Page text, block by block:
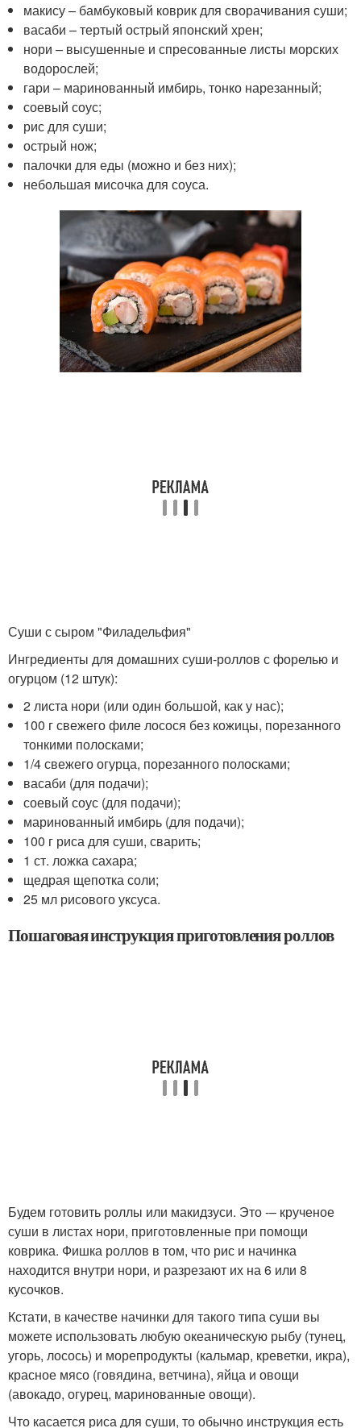
макису – бамбуковый коврик для сворачивания суши;
васаби – тертый острый японский хрен;
нори – высушенные и спресованные листы морских
водорослей;
гари – маринованный имбирь, тонко нарезанный;
соевый соус;
рис для суши;
острый нож;
палочки для еды (можно и без них);
небольшая мисочка для соуса.
Суши с сыром "Филадельфия"
Ингредиенты для домашних суши-роллов с форелью и
огурцом (12 штук):
2 листа нори (или один большой, как у нас);
100 г свежего филе лосося без кожицы, порезанного
тонкими полосками;
1/4 свежего огурца, порезанного полосками;
васаби (для подачи);
соевый соус (для подачи);
маринованный имбирь (для подачи);
100 г риса для суши, сварить;
1 ст. ложка сахара;
щедрая щепотка соли;
25 мл рисового уксуса.
Пошаговая инструкция приготовления роллов
Будем готовить роллы или макидзуси. Это -– крученое
суши в листах нори, приготовленные при помощи
коврика. Фишка роллов в том, что рис и начинка
находится внутри нори, и разрезают их на 6 или 8
кусочков.
Кстати, в качестве начинки для такого типа суши вы
можете использовать любую океаническую рыбу (тунец,
угорь, лосось) и морепродукты (кальмар, креветки, икра),
красное мясо (говядина, ветчина), яйца и овощи
(авокадо, огурец, маринованные овощи).
Что касается риса для суши, то обычно инструкция есть